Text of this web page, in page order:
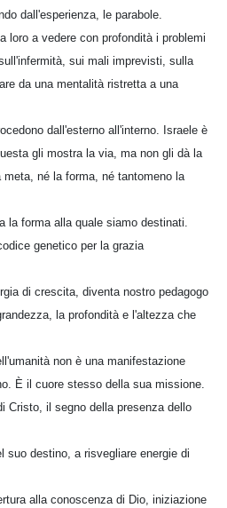
dall'esperienza, le parabole.
loro a vedere con profondità i problemi
sui mali imprevisti, sulla
da una mentalità ristretta a una
dall'esterno all'interno. Israele è
gli mostra la via, ma non gli dà la
né la forma, né tantomeno la
la forma alla quale siamo destinati.
genetico per la grazia
di crescita, diventa nostro pedagogo
la profondità e l'altezza che
non è una manifestazione
È il cuore stesso della sua missione.
Cristo, il segno della presenza dello
suo destino, a risvegliare energie di
alla conoscenza di Dio, iniziazione